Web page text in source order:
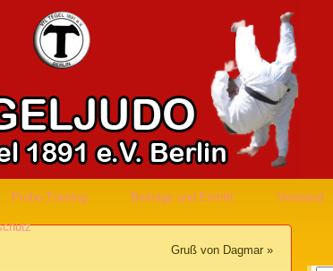
Probe-Training Beiträge und Eintritt Vorstand
Gruß von Dagmar»